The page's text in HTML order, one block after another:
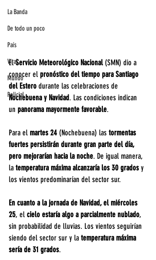
La Banda
De todo un poco
País
Viral
Mundo
Policial
El Servicio Meteorológico Nacional (SMN) dio a
conocer el pronóstico del tiempo para Santiago
del Estero durante las celebraciones de
Nochebuena y Navidad. Las condiciones indican
un panorama mayormente favorable.
Para el martes 24 (Nochebuena) las tormentas
fuertes persistirán durante gran parte del día,
pero mejorarían hacia la noche. De igual manera,
la temperatura máxima alcanzaría los 30 grados y
los vientos predominarían del sector sur.
En cuanto a la jornada de Navidad, el miércoles
25, el cielo estaría algo a parcialmente nublado,
sin probabilidad de lluvias. Los vientos seguirían
siendo del sector sur y la temperatura máxima
sería de 31 grados.